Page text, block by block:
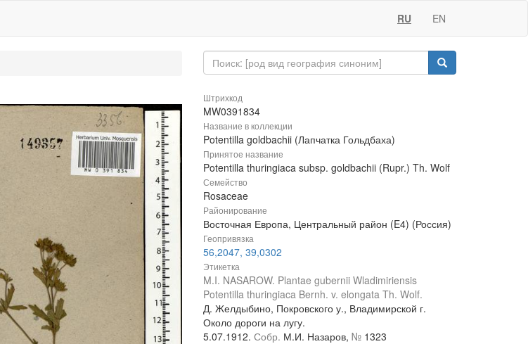
RU EN
Штрихкод
MW0391834
Название в коллекции
Potentilla goldbachii (Лапчатка Гольдбаха)
Принятое название
Potentilla thuringiaca subsp. goldbachii (Rupr.) Th. Wolf
Семейство
Rosaceae
Районирование
Восточная Европа, Центральный район (E4) (Россия)
Геопривязка
56,2047, 39,0302
Этикетка
M.I. NASAROW. Plantae gubernii Wladimiriensis
Potentilla thuringiaca Bernh. v. elongata Th. Wolf.
Д. Желдыбино, Покровского у., Владимирской г.
Около дороги на лугу.
5.07.1912. Собр. М.И. Назаров, № 1323